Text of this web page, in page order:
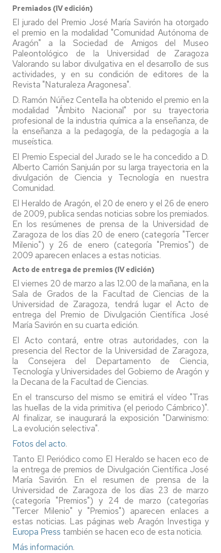
Premiados (IV edición)
El jurado del Premio José María Savirón ha otorgado
el premio en la modalidad "Comunidad Autónoma de
Aragón" a la Sociedad de Amigos del Museo
Paleontológico de la Universidad de Zaragoza
Valorando su labor divulgativa en el desarrollo de sus
actividades, y en su condición de editores de la
Revista "Naturaleza Aragonesa".
D. Ramón Núñez Centella ha obtenido el premio en la
modalidad "Ámbito Nacional" por su trayectoria
profesional de la industria química a la enseñanza, de
la enseñanza a la pedagogía, de la pedagogía a la
museística.
El Premio Especial del Jurado se le ha concedido a D.
Alberto Carrión Sanjuán por su larga trayectoria en la
divulgación de Ciencia y Tecnología en nuestra
Comunidad.
El Heraldo de Aragón, el 20 de enero y el 26 de enero
de 2009, publica sendas noticias sobre los premiados.
En los resúmenes de prensa de la Universidad de
Zaragoza de los días 20 de enero (categoría "Tercer
Milenio") y 26 de enero (categoría "Premios") de
2009 aparecen enlaces a estas noticias.
Acto de entrega de premios (IV edición)
El viernes 20 de marzo a las 12.00 de la mañana, en la
Sala de Grados de la Facultad de Ciencias de la
Universidad de Zaragoza, tendrá lugar el Acto de
entrega del Premio de Divulgación Científica José
María Savirón en su cuarta edición.
El Acto contará, entre otras autoridades, con la
presencia del Rector de la Universidad de Zaragoza,
la Consejera del Departamento de Ciencia,
Tecnología y Universidades del Gobierno de Aragón y
la Decana de la Facultad de Ciencias.
En el transcurso del mismo se emitirá el vídeo "Tras
las huellas de la vida primitiva (el periodo Cámbrico)".
Al finalizar, se inaugurará la exposición "Darwinismo:
La evolución selectiva".
Fotos del acto.
Tanto El Periódico como El Heraldo se hacen eco de
la entrega de premios de Divulgación Científica José
María Savirón. En el resumen de prensa de la
Universidad de Zaragoza de los días 23 de marzo
(categoría "Premios") y 24 de marzo (categorías
"Tercer Milenio" y "Premios") aparecen enlaces a
estas noticias. Las páginas web Aragón Investiga y
Europa Press también se hacen eco de esta noticia.
Más información.